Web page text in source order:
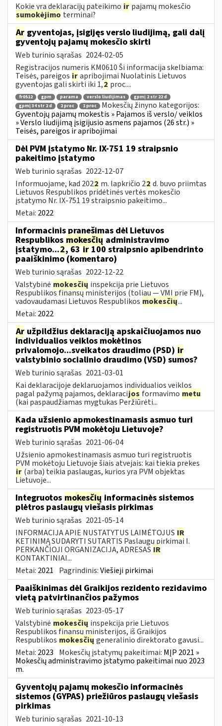
Kokie yra deklaracijų pateikimo ir pajamų mokesčio
sumokėjimo terminai?
Ar gyventojas, įsigijęs verslo liudijimą, gali dalį
gyventojų pajamų mokesčio skirti
Web turinio sąrašas 2024-02-05
Registracijos numeris KM0610 Ši informacija skelbiama:
Teisės, pareigos irapribojimai Nuolatinis Lietuvos
gyventojas gali skirti iki 1,2 proc....
fr0512 gpm parama verslo liudijimas
gpmį 2 str 22 d
gpmį 34 str 2 d
2 proc 1 proc
Mokesčių žinyno kategorijos:
Gyventojų pajamų mokestis » Pajamos iš verslo/ veiklos
» Verslo liudijimą įsigijusio asmens pajamos (26 str.) »
Teisės, pareigos ir apribojimai
Dėl PVM įstatymo Nr. IX-751 19 straipsnio
pakeitimo įstatymo
Web turinio sąrašas 2022-12-07
Informuojame, kad 2022 m. lapkričio 22 d. buvo priimtas
Lietuvos Respublikos pridėtinės vertės mokesčio
įstatymo Nr. IX-751 19 straipsnio pakeitimo...
Metai: 2022
Informacinis pranešimas dėl Lietuvos
Respublikos mokesčių administravimo
įstatymo...2, 63ir100 straipsnio apibendrinto
paaiškinimo (komentaro)
Web turinio sąrašas 2022-12-22
Valstybinė mokesčių inspekcija prie Lietuvos
Respublikos finansų ministerijos (toliau — VMI prie FM),
vadovaudamasi Lietuvos Respublikos mokesčių...
Metai: 2022
Ar užpildžius deklaraciją apskaičiuojamos nuo
individualios veiklos mokėtinos
privalomojo...sveikatos draudimo (PSD) ir
valstybinio socialinio draudimo (VSD) sumos?
Web turinio sąrašas 2021-03-01
Kai deklaracijoje deklaruojamos individualios veiklos
pagal pažymą pajamos, deklaracijos formavimo metu
(kai paspaudžiamas mygtukas Peržiūrėti...
Kada užsienio apmokestinamasis asmuo turi
registruotis PVM mokėtoju Lietuvoje?
Web turinio sąrašas 2021-06-04
Užsienio apmokestinamasis asmuo turi registruotis
PVM mokėtoju Lietuvoje šiais atvejais: kai tiekia prekes
ir (arba) teikia paslaugas, kurios yra PVM objektas
Lietuvoje...
Integruotos mokesčių informacinės sistemos
plėtros paslaugų viešasis pirkimas
Web turinio sąrašas 2021-05-14
INFORMACIJA APIE NUSTATYTUS LAIMĖTOJUS IR
KETINIMĄ SUDARYTI SUTARTIS Paslaugų pirkimai I.
PERKANČIOJI ORGANIZACIJA, ADRESAS IR
KONTAKTINIAI...
Metai: 2021 Pagrindinis:Viešieji pirkimai
Paaiškinimas dėl Graikijos rezidento rezidavimo
vietą patvirtinančios pažymos
Web turinio sąrašas 2023-05-17
Valstybinė mokesčių inspekcija prie Lietuvos
Respublikos finansų ministerijos, iš Graikijos
Respublikos mokesčių generalinio direktorato gavusi...
Metai: 2023 Mokesčių įstatymų pakeitimai: MĮP 2021 »
Mokesčių administravimo įstatymo pakeitimai nuo 2023
m.
Gyventojų pajamų mokesčio informacinės
sistemos (GYPAS) priežiūros paslaugų viešasis
pirkimas
Web turinio sąrašas 2021-10-13